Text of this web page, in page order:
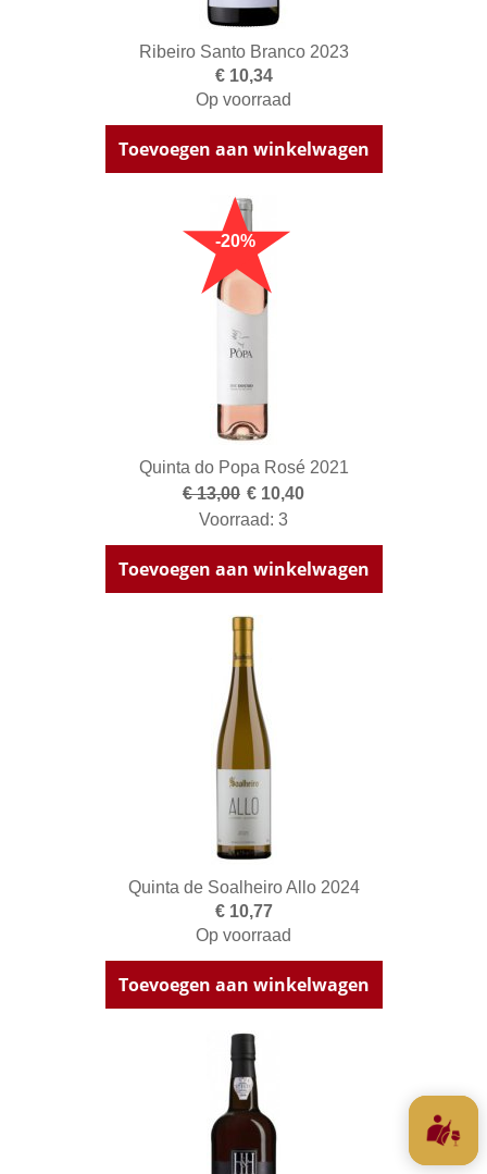
Ribeiro Santo Branco 2023
€ 10,34
Op voorraad
Toevoegen aan winkelwagen
Quinta do Popa Rosé 2021
€ 13,00 € 10,40
Voorraad: 3
Toevoegen aan winkelwagen
Quinta de Soalheiro Allo 2024
€ 10,77
Op voorraad
Toevoegen aan winkelwagen